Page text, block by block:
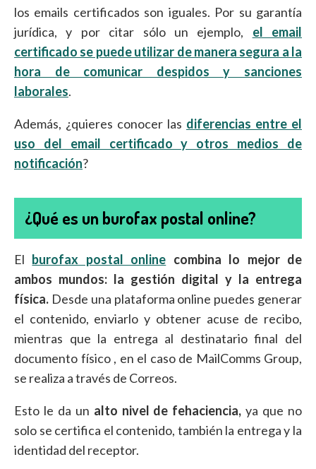
los emails certificados son iguales. Por su garantía
jurídica, y por citar sólo un ejemplo, el email
certificado se puede utilizar de manera segura a la
hora de comunicar despidos y sanciones
laborales.
Además, ¿quieres conocer las diferencias entre el
uso del email certificado y otros medios de
notificación?
¿Qué es un burofax postal online?
El burofax postal online combina lo mejor de
ambos mundos: la gestión digital y la entrega
física. Desde una plataforma online puedes generar
el contenido, enviarlo y obtener acuse de recibo,
mientras que la entrega al destinatario final del
documento físico , en el caso de MailComms Group,
se realiza a través de Correos.
Esto le da un alto nivel de fehaciencia, ya que no
solo se certifica el contenido, también la entrega y la
identidad del receptor.